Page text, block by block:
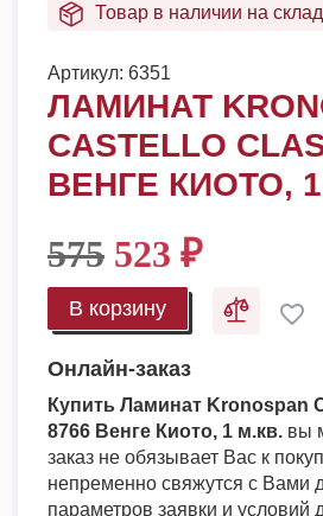
Товар в наличии на
Артикул: 6351
ЛАМИНАТ
CASTELLO
ВЕНГЕ КИОТО,
575 523 ₽
В корзину
Онлайн-заказ
Купить Ламинат Kronospan
8766 Венге Киото, 1 м.кв. вы
заказ не обязывает Вас к
непременно свяжутся с Вами
параметров заявки и условий